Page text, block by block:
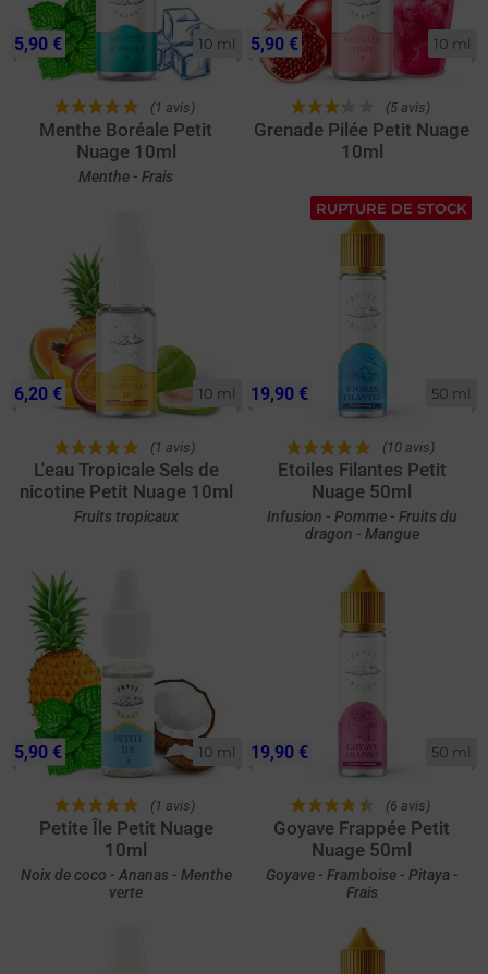
10 ml
(1 avis)
Menthe Boréale Petit
Nuage 10ml
Menthe - Frais
5,90 € 10 ml
(5 avis)
Grenade Pilée Petit Nuage
10ml
5,90 €
10 ml
(1 avis)
L'eau Tropicale Sels de
nicotine Petit Nuage 10ml
Fruits tropicaux
6,20 €
RUPTURE DE STOCK
50 ml
(10 avis)
Etoiles Filantes Petit
Nuage 50ml
Infusion - Pomme - Fruits du
dragon - Mangue
19,90 €
10 ml
(1 avis)
Petite Île Petit Nuage
10ml
Noix de coco - Ananas - Menthe
verte
5,90 € 50 ml
(6 avis)
Goyave Frappée Petit
Nuage 50ml
Goyave - Framboise - Pitaya -
Frais
19,90 €